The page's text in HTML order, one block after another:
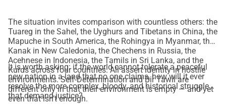
The situation invites comparison with countless others: the
Tuareg in the Sahel, the Uyghurs and Tibetans in China, the
Mapuche in South America, the Rohingya in Myanmar, the
Kanak in New Caledonia, the Chechens in Russia, the
Acehnese in Indonesia, the Tamils in Sri Lanka, and the
Kurds across four countries. All assert identity in hostile
environments. Self-Determination and Bir Tawil are
different only in that their environment is empty — and yet
even that isn’t enough.
It is worth asking: if the world cannot tolerate a peaceful
new nation in a land that no one claims, how will it ever
resolve the more complex, bloody, and historical struggles
that demand justice?